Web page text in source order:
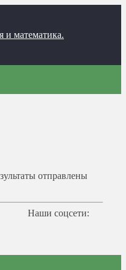
отправлены
Наши соцсети: